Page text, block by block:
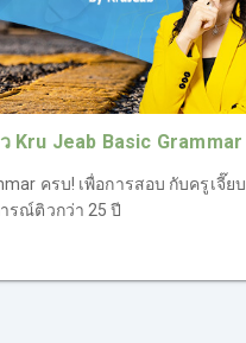
Kru Jeab Basic Grammar
ครบ! เพื่อการสอบ กับครูเจี๊ยบ
รณ์ติวกว่า 25 ปี